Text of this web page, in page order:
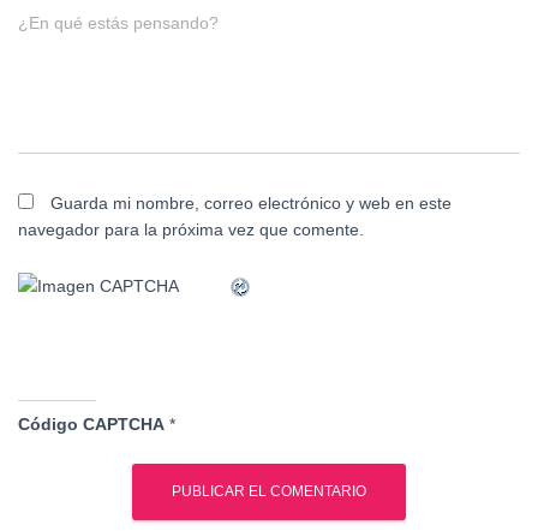
¿En qué estás pensando?
Guarda mi nombre, correo electrónico y web en este
navegador para la próxima vez que comente.
Código CAPTCHA *